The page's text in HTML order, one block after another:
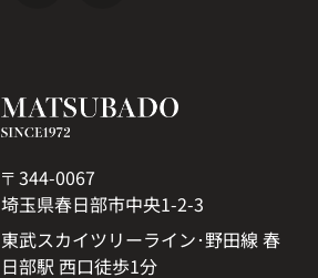
〒344-0067
埼玉県春日部市中央1-2-3
東武スカイツリーライン･野田線 春
日部駅 西口徒歩1分